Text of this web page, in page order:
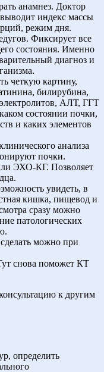
анамнез. Доктор
индекс массы
режим дня.
Фиксирует все
состояния. Именно
диагноз и
четкую картину,
билирубина,
АЛТ, ГГТ
состоянии почки,
и каких элементов
анализа
почки.
ЭХО-КГ. Позволяет
увидеть, в
кишка, пищевод и
сразу можно
патологических
можно при
снова поможет КТ
к другим
определить